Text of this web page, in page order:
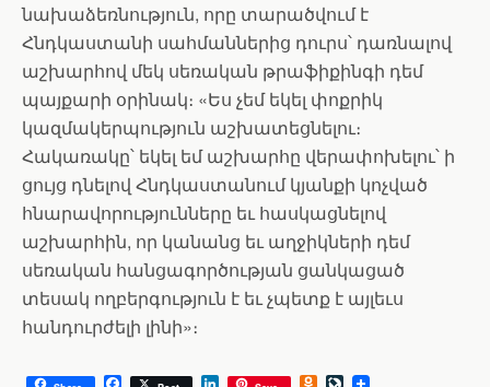
նախաձեռնություն, որը տարածվում է
Հնդկաստանի սահմաններից դուրս՝ դառնալով
աշխարհով մեկ սեռական թրաֆիքինգի դեմ
պայքարի օրինակ։ «Ես չեմ եկել փոքրիկ
կազմակերպություն աշխատեցնելու։
Հակառակը՝ եկել եմ աշխարհը վերափոխելու՝ ի
ցույց դնելով Հնդկաստանում կյանքի կոչված
հնարավորությունները եւ հասկացնելով
աշխարհին, որ կանանց եւ աղջիկների դեմ
սեռական հանցագործության ցանկացած
տեսակ ողբերգություն է եւ չպետք է այլեւս
հանդուրժելի լինի»։